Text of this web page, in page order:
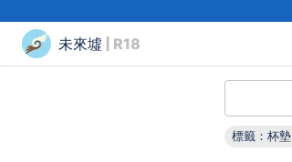
未來墟 | R18
標籤：杯墊